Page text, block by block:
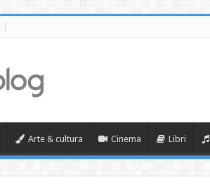
Arte & cultura Cinema Libri